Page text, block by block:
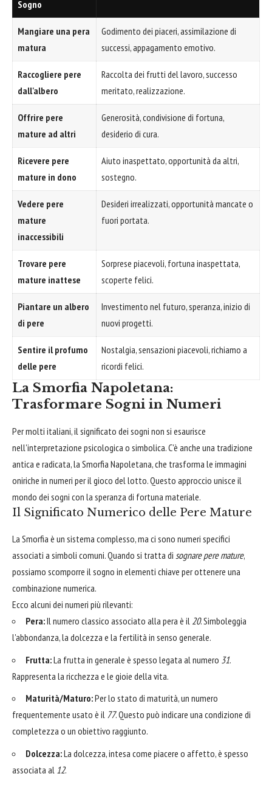
Sogno
Mangiare una pera
matura
Godimento dei piaceri, assimilazione di
successi, appagamento emotivo.
Raccogliere pere
dall'albero
Raccolta dei frutti del lavoro, successo
meritato, realizzazione.
Offrire pere
mature ad altri
Generosità, condivisione di fortuna,
desiderio di cura.
Ricevere pere
mature in dono
Aiuto inaspettato, opportunità da altri,
sostegno.
Vedere pere
mature
inaccessibili
Desideri irrealizzati, opportunità mancate o
fuori portata.
Trovare pere
mature inattese
Sorprese piacevoli, fortuna inaspettata,
scoperte felici.
Piantare un albero
di pere
Investimento nel futuro, speranza, inizio di
nuovi progetti.
Sentire il profumo
delle pere
Nostalgia, sensazioni piacevoli, richiamo a
ricordi felici.
La Smorfia Napoletana:
Trasformare Sogni in Numeri
Per molti italiani, il significato dei sogni non si esaurisce
nell'interpretazione psicologica o simbolica. C'è anche una tradizione
antica e radicata, la Smorfia Napoletana, che trasforma le immagini
oniriche in numeri per il gioco del lotto. Questo approccio unisce il
mondo dei sogni con la speranza di fortuna materiale.
Il Significato Numerico delle Pere Mature
La Smorfia è un sistema complesso, ma ci sono numeri specifici
associati a simboli comuni. Quando si tratta di sognare pere mature,
possiamo scomporre il sogno in elementi chiave per ottenere una
combinazione numerica.
Ecco alcuni dei numeri più rilevanti:
Pera:Il numero classico associato alla pera è il 20. Simboleggia
l'abbondanza, la dolcezza e la fertilità in senso generale.
Frutta:La frutta in generale è spesso legata al numero 31.
Rappresenta la ricchezza e le gioie della vita.
Maturità/Maturo:Per lo stato di maturità, un numero
frequentemente usato è il 77. Questo può indicare una condizione di
completezza o un obiettivo raggiunto.
Dolcezza:La dolcezza, intesa come piacere o affetto, è spesso
associata al 12.